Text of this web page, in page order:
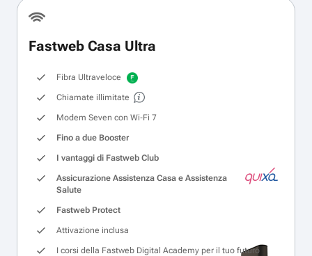
Fastweb Casa Ultra
Fibra Ultraveloce
Chiamate illimitate
Modem Seven con Wi‑Fi 7
Fino a due Booster
I vantaggi di Fastweb Club
Assicurazione Assistenza Casa e Assistenza
Salute
Fastweb Protect
Attivazione inclusa
I corsi della Fastweb Digital Academy per il tuo futuro